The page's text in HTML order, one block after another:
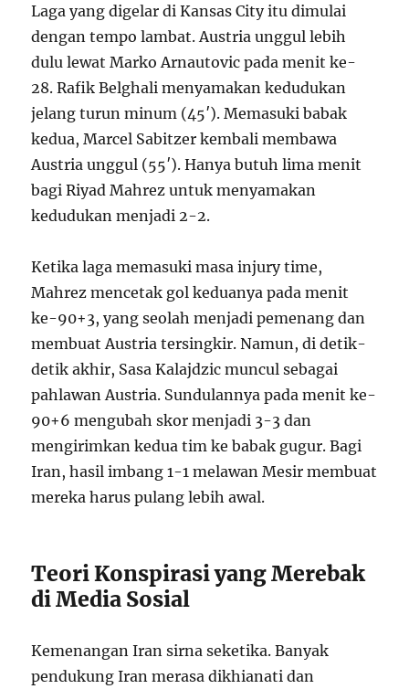
Laga yang digelar di Kansas City itu dimulai
dengan tempo lambat. Austria unggul lebih
dulu lewat Marko Arnautovic pada menit ke-
28. Rafik Belghali menyamakan kedudukan
jelang turun minum (45′). Memasuki babak
kedua, Marcel Sabitzer kembali membawa
Austria unggul (55′). Hanya butuh lima menit
bagi Riyad Mahrez untuk menyamakan
kedudukan menjadi 2-2.
Ketika laga memasuki masa injury time,
Mahrez mencetak gol keduanya pada menit
ke-90+3, yang seolah menjadi pemenang dan
membuat Austria tersingkir. Namun, di detik-
detik akhir, Sasa Kalajdzic muncul sebagai
pahlawan Austria. Sundulannya pada menit ke-
90+6 mengubah skor menjadi 3-3 dan
mengirimkan kedua tim ke babak gugur. Bagi
Iran, hasil imbang 1-1 melawan Mesir membuat
mereka harus pulang lebih awal.
Teori Konspirasi yang Merebak
di Media Sosial
Kemenangan Iran sirna seketika. Banyak
pendukung Iran merasa dikhianati dan